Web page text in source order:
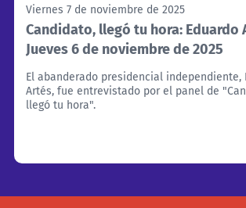
Viernes 7 de noviembre de 2025
Candidato, llegó tu hora: Eduardo
Jueves 6 de noviembre de 2025
El abanderado presidencial independiente,
Artés, fue entrevistado por el panel de
llegó tu hora".